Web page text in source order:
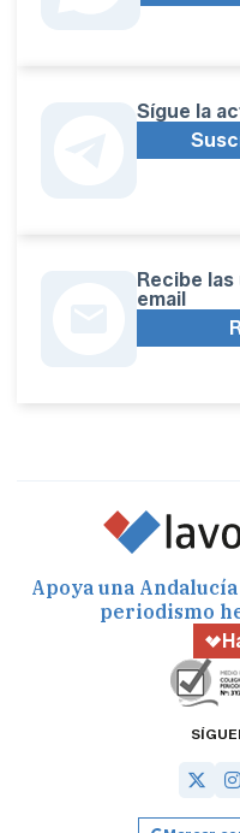
Sígue la
Recibe
email
Apoya una
periodismo